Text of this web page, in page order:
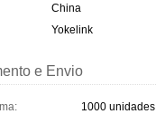
China
Yokelink
e Envio
1000 unidades